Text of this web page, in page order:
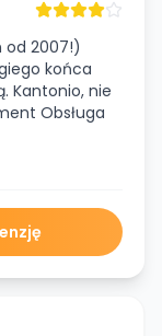
od 2007!)
końca
Kantonio, nie
Obsługa